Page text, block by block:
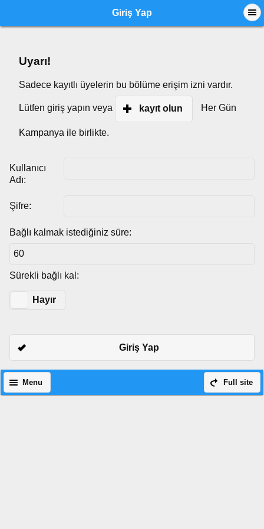
Giriş Yap
Uyarı!
Sadece kayıtlı üyelerin bu bölüme erişim izni vardır.
Lütfen giriş yapın veya kayıt olun Her Gün
Kampanya ile birlikte.
Kullanıcı
Adı:
Şifre:
Bağlı kalmak istediğiniz süre:
Sürekli bağlı kal:
Hayır
Giriş Yap
Full site
Menu